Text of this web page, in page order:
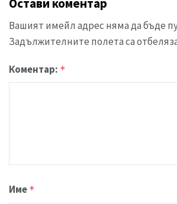
Вашият имейл адрес няма да бъде
Задължителните полета са
Коментар: *
Име *